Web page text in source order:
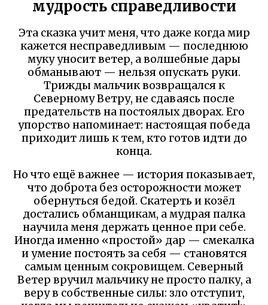
мудрость справедливости
Эта сказка учит меня, что даже когда мир
кажется несправедливым — последнюю
муку уносит ветер, а волшебные дары
обманывают — нельзя опускать руки.
Трижды мальчик возвращался к
Северному Ветру, не сдаваясь после
предательств на постоялых дворах. Его
упорство напоминает: настоящая победа
приходит лишь к тем, кто готов идти до
конца.
Но что ещё важнее — история показывает,
что доброта без осторожности может
обернуться бедой. Скатерть и козёл
достались обманщикам, а мудрая палка
научила меня держать ценное при себе.
Иногда именно «простой» дар — смекалка
и умение постоять за себя — становятся
самым ценным сокровищем. Северный
Ветер вручил мальчику не просто палку, а
веру в собственные силы: зло отступит,